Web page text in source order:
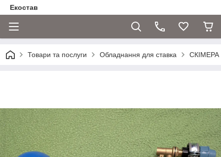
Екостав
Товари та послуги Обладнання для ставка